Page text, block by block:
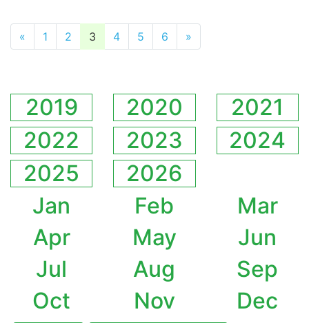
投稿ナビゲーション
« 1 2 3 4 5 6 »
2019 2020
2021
2022
2023
2024
2025
2026
Jan
Feb
Mar
Apr
May
Jun
Jul
Aug
Sep
Oct
Nov Dec